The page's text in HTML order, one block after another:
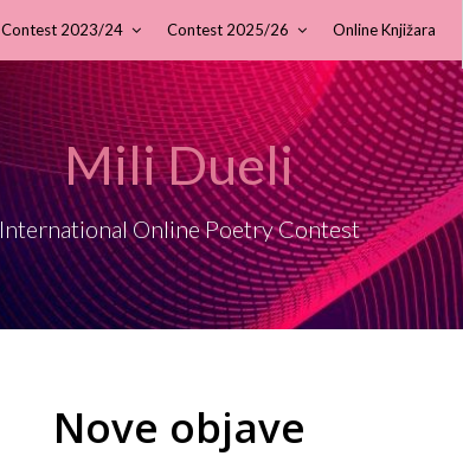
Contest 2023/24 Contest 2025/26 Online Knjižara
Mili Dueli
International Online Poetry Contest
Nove objave